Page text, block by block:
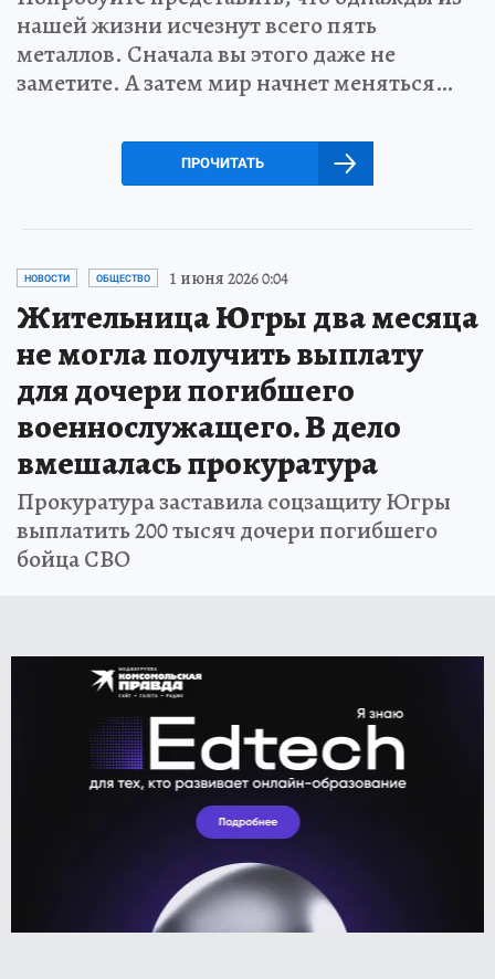
нашей жизни исчезнут всего пять
металлов. Сначала вы этого даже не
заметите. А затем мир начнет меняться…
ПРОЧИТАТЬ
НОВОСТИ ОБЩЕСТВО 1 июня 2026 0:04
Жительница Югры два месяца
не могла получить выплату
для дочери погибшего
военнослужащего. В дело
вмешалась прокуратура
Прокуратура заставила соцзащиту Югры
выплатить 200 тысяч дочери погибшего
бойца СВО